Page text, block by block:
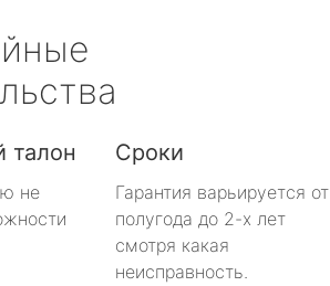
талон
не
Сроки
Гарантия варьируется от
полугода до 2-х лет
смотря какая
неисправность.